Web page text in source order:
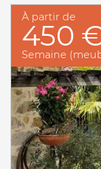
À partir de
450
Semaine